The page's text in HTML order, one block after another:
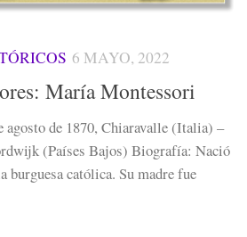
6 MAYO, 2022
María Montessori
de 1870, Chiaravalle (Italia) –
(Países Bajos) Biografía: Nació
burguesa católica. Su madre fue